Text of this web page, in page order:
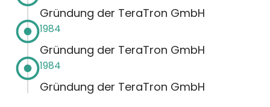
Gründung der TeraTron GmbH
1984
Gründung der TeraTron GmbH
1984
Gründung der TeraTron GmbH